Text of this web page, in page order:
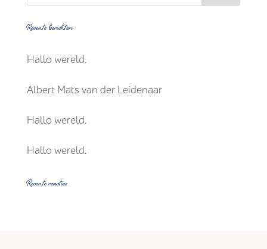
Recente berichten
Hallo wereld.
Albert Mats van der Leidenaar
Hallo wereld.
Hallo wereld.
Recente reacties